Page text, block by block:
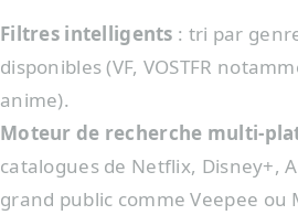
Filtres intelligents : tri par
disponibles (VF, VOSTFR
anime).
Moteur de recherche multi-
catalogues de Netflix, Disney+,
grand public comme Veepee ou